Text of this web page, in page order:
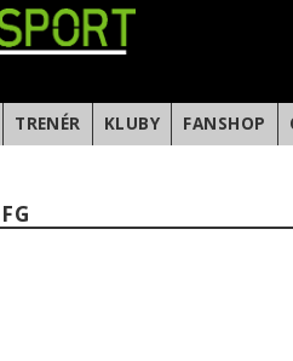
TRENÉR KLUBY FANSHOP